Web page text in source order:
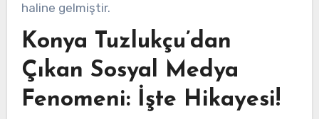
haline gelmiştir.
Konya Tuzlukçu’dan
Çıkan Sosyal Medya
Fenomeni: İşte Hikayesi!